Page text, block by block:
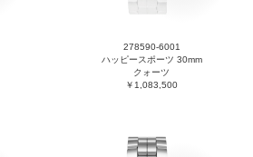
278590-6001
ハッピースポーツ 30mm
クォーツ
￥1,083,500